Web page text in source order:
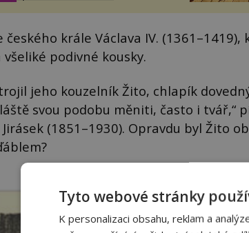
těšit na víno, burčák, pes...
českého krále Václava IV.
podivné kousky.
jeho kouzelník Žito, chlapík
svou podobu měniti, často i tvář,“
(1851–1930). Opravdu byl Žito
Tyto webové stránky
K personalizaci obsahu, reklam a